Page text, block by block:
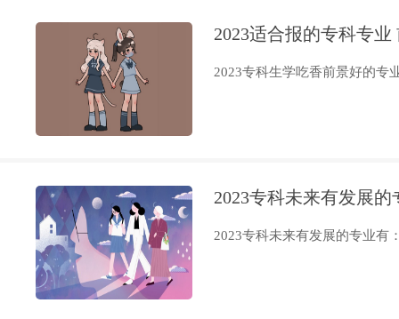
2023适合报的专科专
2023专科生学吃香前景好的专
2023专科未来有发展
2023专科未来有发展的专业有